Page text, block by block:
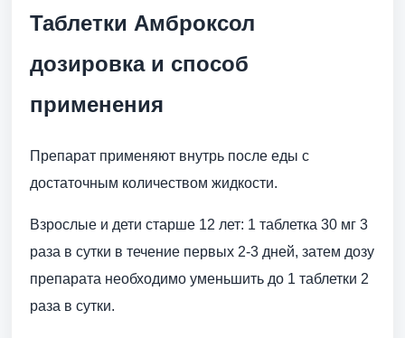
Таблетки Амброксол
дозировка и способ
применения
Препарат применяют внутрь после еды с
достаточным количеством жидкости.
Взрослые и дети старше 12 лет: 1 таблетка 30 мг 3
раза в сутки в течение первых 2-3 дней, затем дозу
препарата необходимо уменьшить до 1 таблетки 2
раза в сутки.